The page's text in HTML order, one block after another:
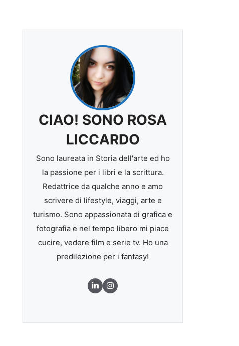
CIAO! SONO ROSA
LICCARDO
Sono laureata in Storia dell'arte ed ho
la passione per i libri e la scrittura.
Redattrice da qualche anno e amo
scrivere di lifestyle, viaggi, arte e
turismo. Sono appassionata di grafica e
fotografia e nel tempo libero mi piace
cucire, vedere film e serie tv. Ho una
predilezione per i fantasy!